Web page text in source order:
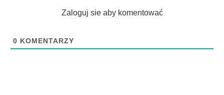
Zaloguj sie aby komentować
0 KOMENTARZY